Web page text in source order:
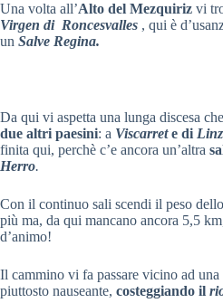
Una volta all’Alto del Mezquiriz vi
Virgen di Roncesvalles , qui è
un Salve Regina.
Da qui vi aspetta una lunga discesa
due altri paesini: a Viscarrete di
finita qui, perchè c’e ancora un’altra
Herro.
Con il continuo sali scendi il peso
più ma, da qui mancano ancora 5,5
d’animo!
Il cammino vi fa passare vicino ad
piuttosto nauseante, costeggiando il